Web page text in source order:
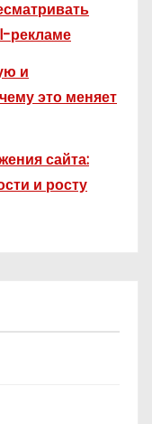
рекламе
и
это меняет
сайта:
и росту